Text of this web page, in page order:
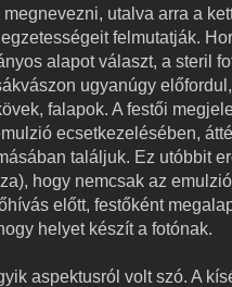
utalva arra a
felmutatják.
alapot választ, a steril
ugyanúgy
falapok. A festői
ecsetkezelésében,
találjuk. Ez utóbbit
hogy nemcsak az
előtt, festőként
helyet készít a fotónak.
aspektusról volt szó. A